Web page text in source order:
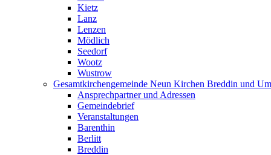
Kietz
Lanz
Lenzen
Mödlich
Seedorf
Wootz
Wustrow
Gesamtkirchengemeinde Neun Kirchen Breddin und
Ansprechpartner und Adressen
Gemeindebrief
Veranstaltungen
Barenthin
Berlitt
Breddin